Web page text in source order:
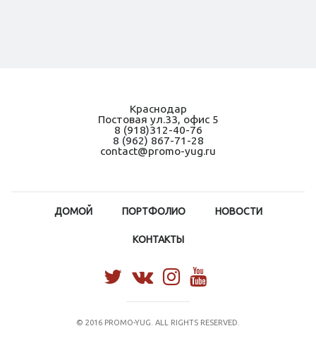
Краснодар
Постовая ул.33, офис 5
8 (918)312-40-76
8 (962) 867-71-28
contact@promo-yug.ru
ДОМОЙ ПОРТФОЛИО НОВОСТИ
КОНТАКТЫ
© 2016 PROMO-YUG. ALL RIGHTS RESERVED.